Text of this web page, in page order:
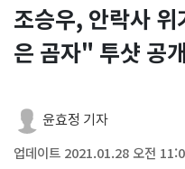
조승우, 안락사
은 곰자" 투샷 공개
윤효정 기자
업데이트 2021.01.28 오전